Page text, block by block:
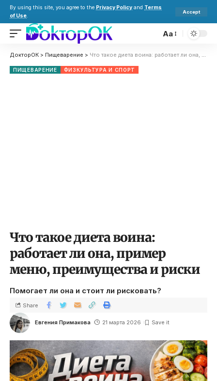
By using this site, you agree to the Privacy Policy and Terms
of Use.
Accept
Aa
ДокторОК > Пищеварение > Что такое диета воина: работает ли она, пример меню, преимущества и риски
ПИЩЕВАРЕНИЕ ФИЗКУЛЬТУРА И СПОРТ
Что такое диета воина:
работает ли она, пример
меню, преимущества и риски
Помогает ли она и стоит ли рисковать?
Евгения Примакова 21 марта 2026
Share